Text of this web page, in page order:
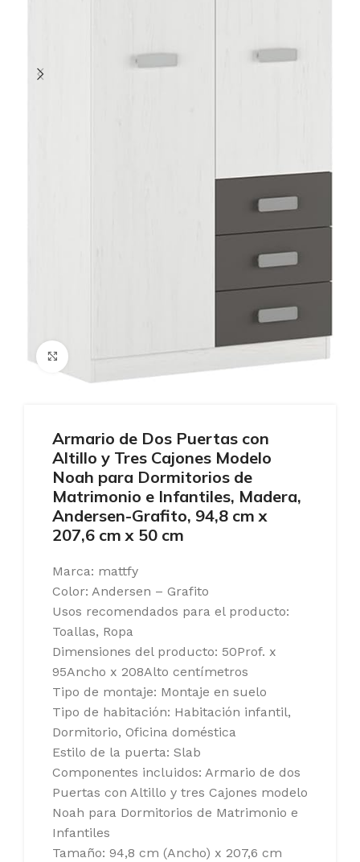
Ampliar
Armario de Dos Puertas con
Altillo y Tres Cajones Modelo
Noah para Dormitorios de
Matrimonio e Infantiles, Madera,
Andersen-Grafito, 94,8 cm x
207,6 cm x 50 cm
Marca: mattfy
Color: Andersen – Grafito
Usos recomendados para el producto:
Toallas, Ropa
Dimensiones del producto: 50Prof. x
95Ancho x 208Alto centímetros
Tipo de montaje: Montaje en suelo
Tipo de habitación: Habitación infantil,
Dormitorio, Oficina doméstica
Estilo de la puerta: Slab
Componentes incluidos: Armario de dos
Puertas con Altillo y tres Cajones modelo
Noah para Dormitorios de Matrimonio e
Infantiles
Tamaño: 94,8 cm (Ancho) x 207,6 cm